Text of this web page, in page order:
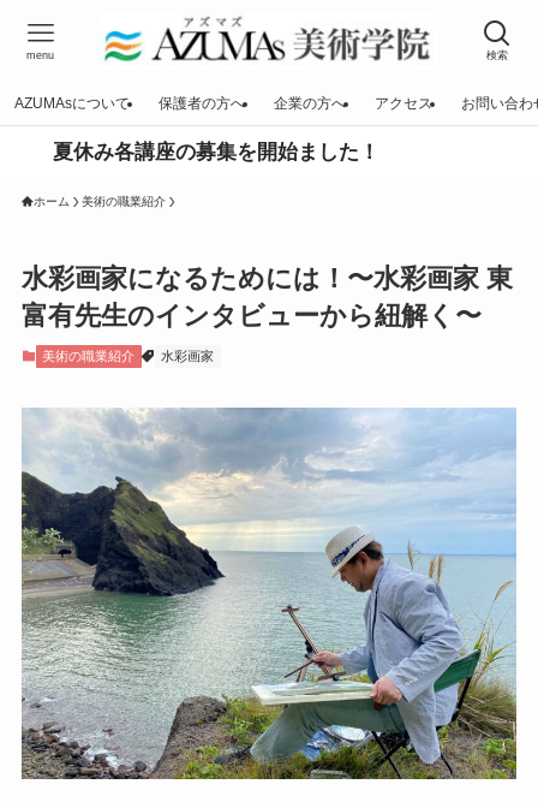
検索
menu
AZUMAsについて 保護者の方へ 企業の方へ アクセス お問い合わ
み各講座の募集を開始ました！
ホーム 美術の職業紹介
水彩画家になるためには！〜水彩画家 東
富有先生のインタビューから紐解く〜
美術の職業紹介 水彩画家